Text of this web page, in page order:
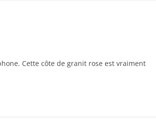
Cette côte de granit rose est vraiment